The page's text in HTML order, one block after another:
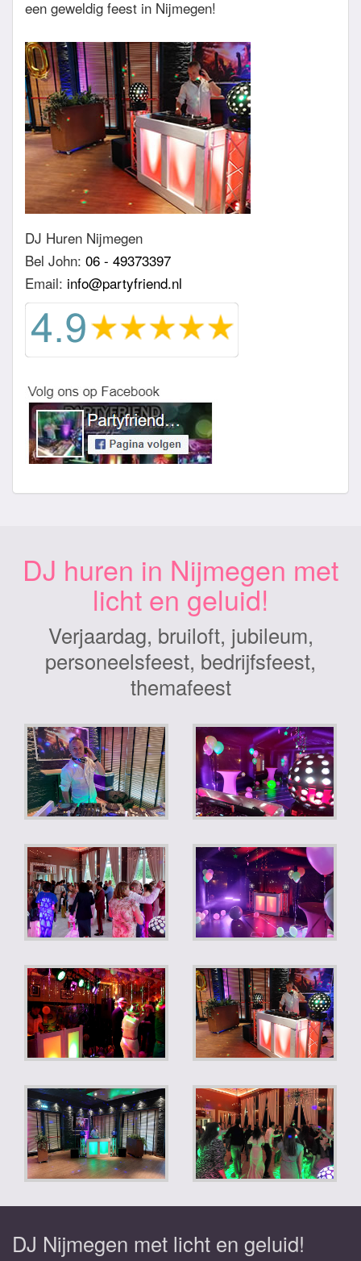
een geweldig feest in Nijmegen!
DJ Huren Nijmegen
Bel John: 06 - 49373397
Email: info@partyfriend.nl
DJ huren in Nijmegen met
licht en geluid!
Verjaardag, bruiloft, jubileum,
personeelsfeest, bedrijfsfeest,
themafeest
DJ Nijmegen met licht en geluid!